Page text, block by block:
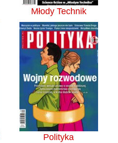
Młody Technik
Polityka